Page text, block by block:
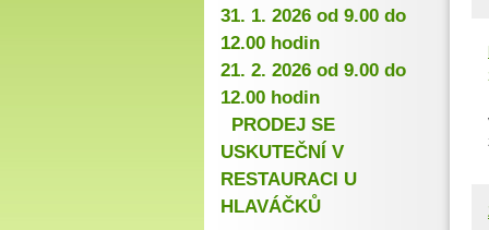
31. 1. 2026 od 9.00 do
12.00 hodin
21. 2. 2026 od 9.00 do
12.00 hodin
PRODEJ SE
USKUTEČNÍ V
RESTAURACI U
HLAVÁČKŮ